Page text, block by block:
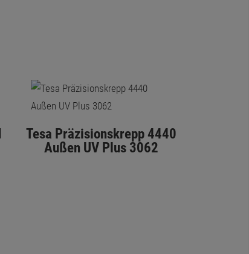
Tesa Präzisionskrepp 4440
Außen UV Plus 3062